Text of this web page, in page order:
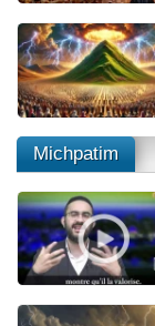
Michpatim